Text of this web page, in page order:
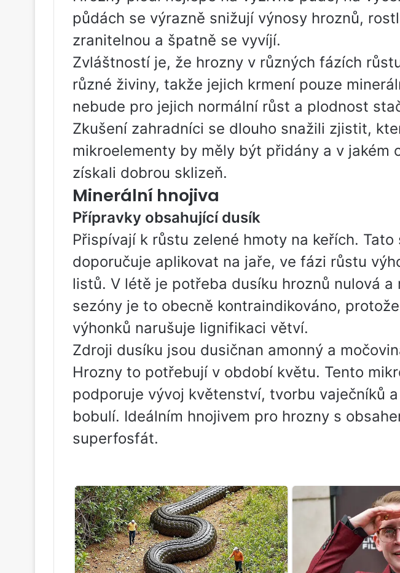
půdách se výrazně snižují výnosy hroznů,
zranitelnou a špatně se vyvíjí.
Zvláštností je, že hrozny v různých fázích
různé živiny, takže jejich krmení pouze
nebude pro jejich normální růst a plodnost
Zkušení zahradníci se dlouho snažili zjistit,
mikroelementy by měly být přidány a v jakém
získali dobrou sklizeň.
Minerální hnojiva
Přípravky obsahující dusík
Přispívají k růstu zelené hmoty na keřích. Tato
doporučuje aplikovat na jaře, ve fázi růstu
listů. V létě je potřeba dusíku hroznů nulová a
sezóny je to obecně kontraindikováno,
výhonků narušuje lignifikaci větví.
Zdroji dusíku jsou dusičnan amonný a
Hrozny to potřebují v období květu. Tento
podporuje vývoj květenství, tvorbu vaječníků
bobulí. Ideálním hnojivem pro hrozny s
superfosfát.